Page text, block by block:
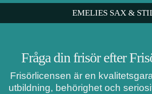
EMELIES SAX &
Fråga din frisör efter
Frisörlicensen är en
utbildning, behörighet och